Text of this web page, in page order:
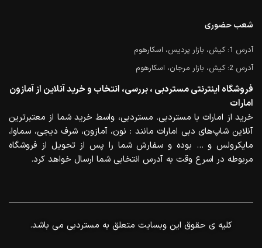
شعب حضوری
آدرس 1: کیش، بازار پردیس، اسکارهوم
آدرس 2: کیش، بازار مرجان، اسکارهوم
فروشگاه اینترنتی مستردبی ، بررسی، انتخاب و خرید آنلاین از آمازون
امارات
خرید از امارات با مستردبی. مستردبی، واسط خرید شما از معتبرترین
آنلاین شاپ‌های دبی امارات مانند : نون، آمازون، شرف دیجی، سماوا،
مایکرولس و … بوده و سفارش شما را پس از تحویل از فروشگاه
مربوطه در اسرع وقت به آدرس انتخابی شما ارسال خواهد کرد.
.کلیه ی حقوق این وبسایت متعلق به مستردبی می باشد